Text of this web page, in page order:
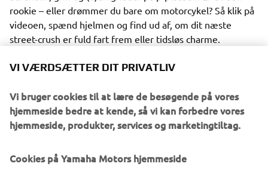
rookie – eller drømmer du bare om motorcykel? Så klik på
videoen, spænd hjelmen og find ud af, om dit næste
street-crush er fuld fart frem eller tidsløs charme.
1 Læs
VI VÆRDSÆTTER DIT PRIVATLIV
Vi bruger cookies til at lære de besøgende på vores
hjemmeside bedre at kende, så vi kan forbedre vores
hjemmeside, produkter, services og marketingtiltag.
Cookies på Yamaha Motors hjemmeside